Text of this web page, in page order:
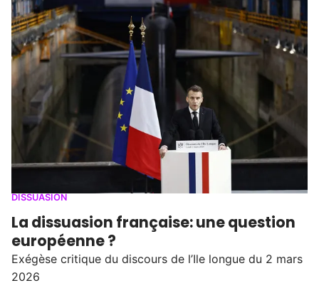
DISSUASION
La dissuasion française: une question
européenne ?
Exégèse critique du discours de l’Ile longue du 2 mars
2026